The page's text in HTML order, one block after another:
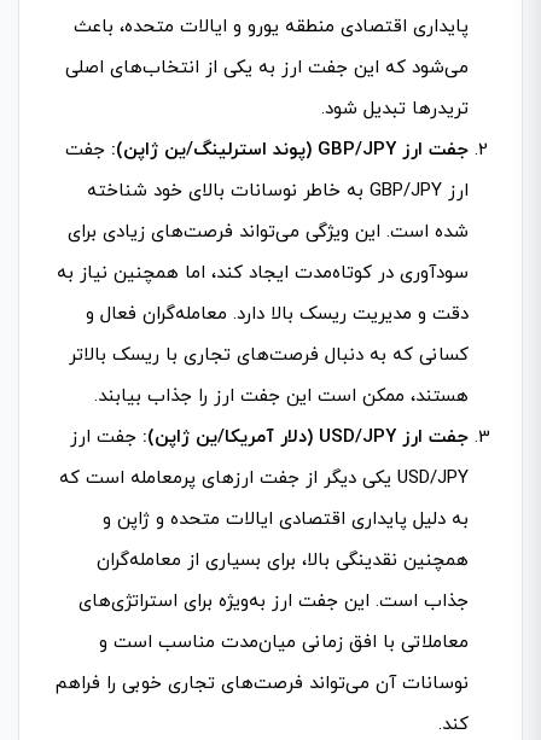
پایداری اقتصادی منطقه یورو و ایالات متحده، باعث
می‌شود که این جفت ارز به یکی از انتخاب‌های اصلی
تریدرها تبدیل شود.
جفت ارز GBP/JPY (پوند استرلینگ/ین ژاپن):
جفت
ارز GBP/JPY به خاطر نوسانات بالای خود شناخته
شده است. این ویژگی می‌تواند فرصت‌های زیادی برای
سودآوری در کوتاه‌مدت ایجاد کند، اما همچنین نیاز به
دقت و مدیریت ریسک بالا دارد. معامله‌گران فعال و
کسانی که به دنبال فرصت‌های تجاری با ریسک بالاتر
هستند، ممکن است این جفت ارز را جذاب بیابند.
جفت ارز USD/JPY (دلار آمریکا/ین ژاپن):
جفت ارز
USD/JPY یکی دیگر از جفت ارزهای پرمعامله است که
به دلیل پایداری اقتصادی ایالات متحده و ژاپن و
همچنین نقدینگی بالا، برای بسیاری از معامله‌گران
جذاب است. این جفت ارز به‌ویژه برای استراتژی‌های
معاملاتی با افق زمانی میان‌مدت مناسب است و
نوسانات آن می‌تواند فرصت‌های تجاری خوبی را فراهم
کند.